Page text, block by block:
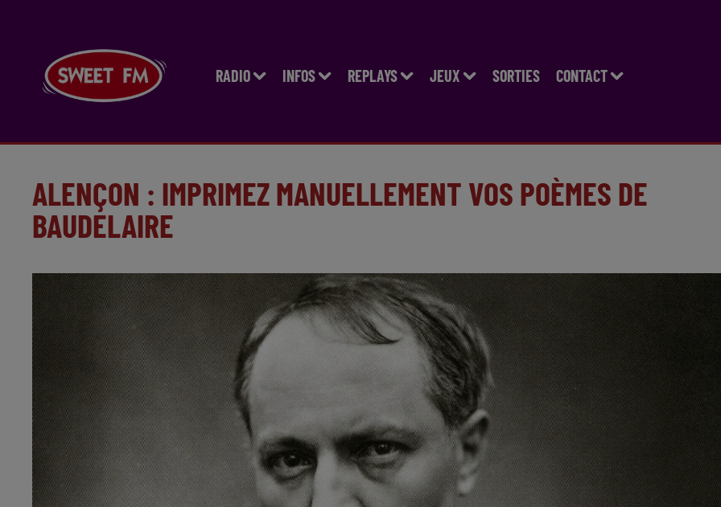
RADIO INFOS REPLAYS JEUX SORTIES CONTACT
ALENÇON : IMPRIMEZ MANUELLEMENT VOS POÈMES DE
BAUDELAIRE